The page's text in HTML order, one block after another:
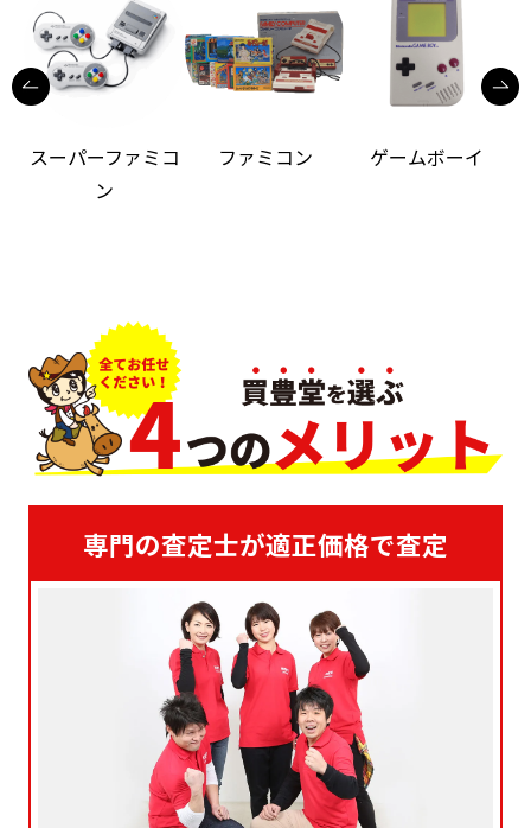
スーパーファミコ
ン
ファミコン ゲームボーイ
専門の査定士が適正価格で査定